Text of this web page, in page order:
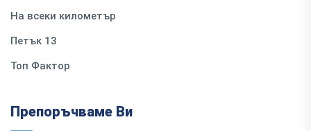
На всеки километър
Петък 13
Топ Фактор
Препоръчваме Ви